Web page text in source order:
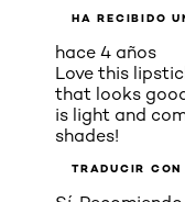
HA RECIBIDO
hace 4 años
Love this
that looks
is light and
shades!
TRADUCIR CON